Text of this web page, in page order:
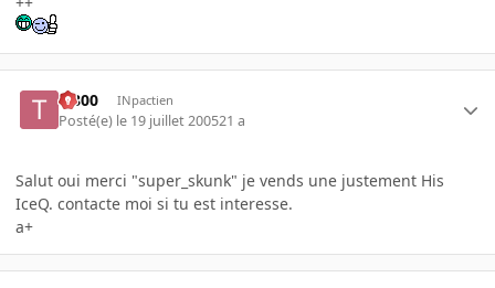
T-800 INpactien
Posté(e) le 19 juillet 200521 a
Salut oui merci "super_skunk" je vends une justement His
IceQ. contacte moi si tu est interesse.
a+